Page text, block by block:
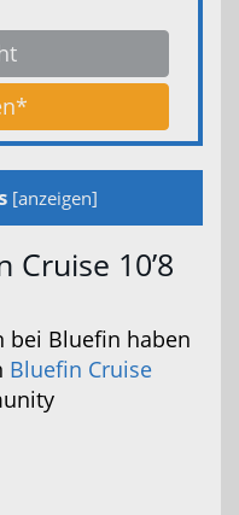
[anzeigen]
10’8
bei Bluefin haben
Bluefin Cruise